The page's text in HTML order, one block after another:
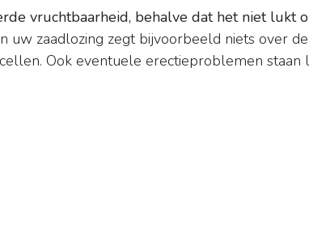
vruchtbaarheid, behalve dat het niet lukt
uw zaadlozing zegt bijvoorbeeld niets over de
Ook eventuele erectieproblemen staan